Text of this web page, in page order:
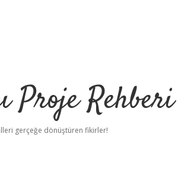
Proje Rehberi
gerçeğe dönüştüren fikirler!